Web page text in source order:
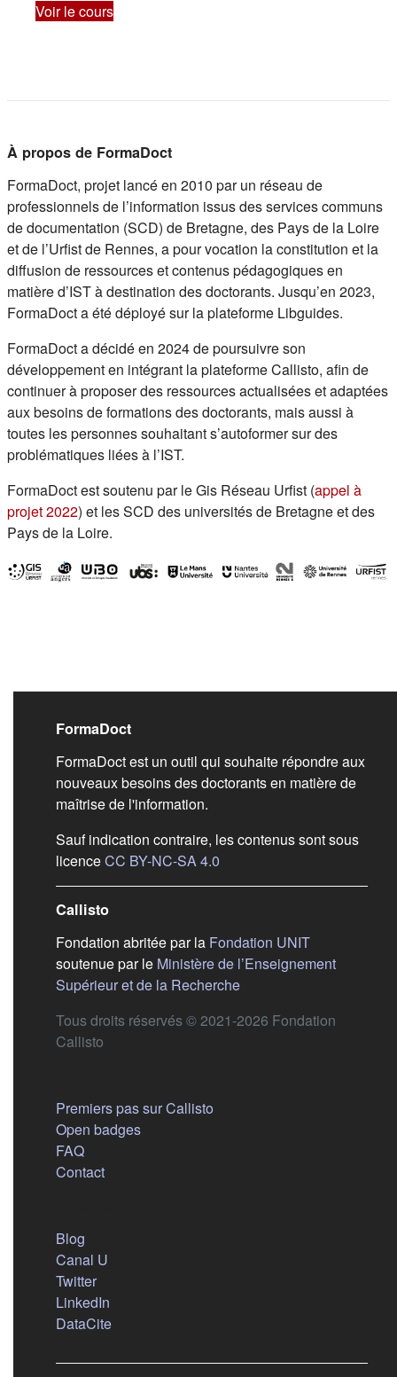
Voir le cours
À propos de FormaDoct
FormaDoct, projet lancé en 2010 par un réseau de
professionnels de l’information issus des services communs
de documentation (SCD) de Bretagne, des Pays de la Loire
et de l’Urfist de Rennes, a pour vocation la constitution et la
diffusion de ressources et contenus pédagogiques en
matière d’IST à destination des doctorants. Jusqu’en 2023,
FormaDoct a été déployé sur la plateforme Libguides.
FormaDoct a décidé en 2024 de poursuivre son
développement en intégrant la plateforme Callisto, afin de
continuer à proposer des ressources actualisées et adaptées
aux besoins de formations des doctorants, mais aussi à
toutes les personnes souhaitant s’autoformer sur des
problématiques liées à l’IST.
FormaDoct est soutenu par le Gis Réseau Urfist (appel à
projet 2022(s'ouvre dans un nouvel onglet)
) et les SCD des universités de Bretagne et des
Pays de la Loire.
Liens de bas de
FormaDoct
FormaDoct est un outil qui souhaite répondre aux
nouveaux besoins des doctorants en matière de
maîtrise de l'information.
Sauf indication contraire, les contenus sont sous
licenceCC BY-NC-SA 4.0
Callisto
Fondation abritée par la Fondation UNIT(s'ouvre
soutenue par le Ministère de l’Enseignement
Supérieur et de la Recherche(s'ouvre dans un nouvel
Tous droits réservés © 2021-2026 Fondation
Callisto
Premiers pas sur Callisto
Open badges
FAQ
Contact
Blog
Canal U
Twitter(s'ouvre dans un nouvel onglet)
LinkedIn
DataCite(s'ouvre dans un nouvel onglet)